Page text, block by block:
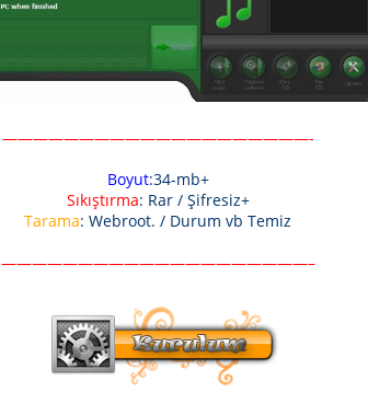
————————————————————-
Boyut:34-mb+
Sıkıştırma: Rar / Şifresiz+
Tarama: Webroot. / Durum vb Temiz
————————————————————–